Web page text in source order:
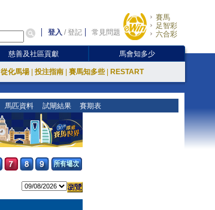
登入 /登記 常見問題
賽馬
足智彩
六合彩
慈善及社區貢獻 馬會知多少
從化馬場 投注指南 賽馬知多些 RESTART
馬匹資料 試閘結果 賽期表